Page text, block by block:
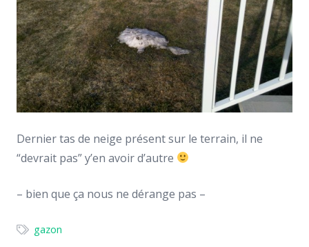
Dernier tas de neige présent sur le terrain, il ne
“devrait pas” y’en avoir d’autre
– bien que ça nous ne dérange pas –
gazon